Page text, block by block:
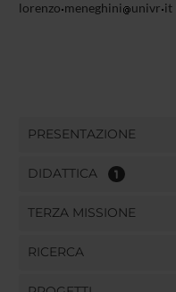
lorenzo meneghini univr it
PRESENTAZIONE
DIDATTICA 1
TERZA MISSIONE
RICERCA